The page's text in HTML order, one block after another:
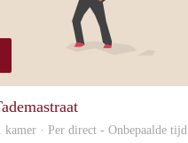
kamer · Per direct - Onbepaalde tijd